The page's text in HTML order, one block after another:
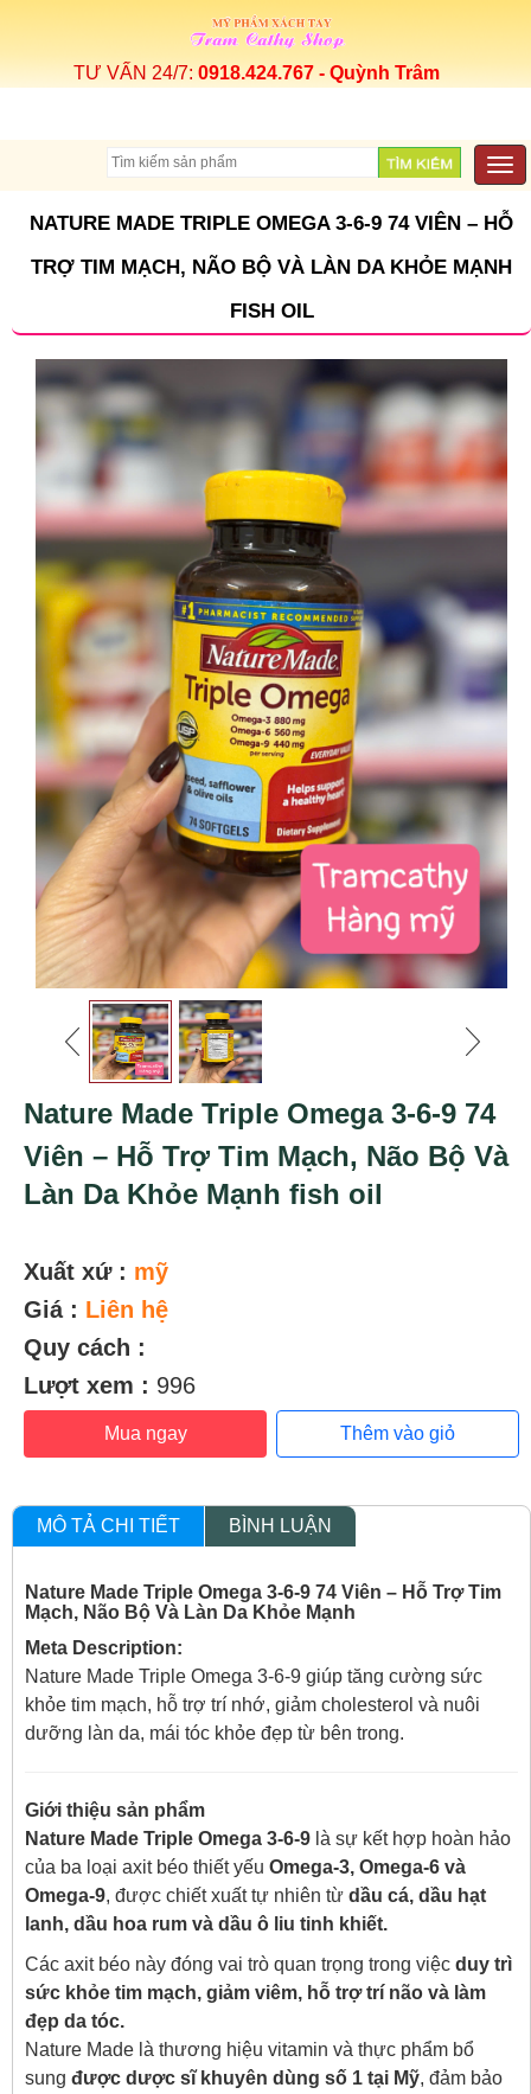
TƯ VẤN 24/7: 0918.424.767 - Quỳnh Trâm
NATURE MADE TRIPLE OMEGA 3-6-9 74 VIÊN – HỖ
TRỢ TIM MẠCH, NÃO BỘ VÀ LÀN DA KHỎE MẠNH
FISH OIL
Nature Made Triple Omega 3-6-9 74
Viên – Hỗ Trợ Tim Mạch, Não Bộ Và
Làn Da Khỏe Mạnh fish oil
Xuất xứ : mỹ
Giá : Liên hệ
Quy cách :
Lượt xem : 996
Mua ngay Thêm vào giỏ
MÔ TẢ CHI TIẾT BÌNH LUẬN
Nature Made Triple Omega 3-6-9 74 Viên – Hỗ Trợ Tim
Mạch, Não Bộ Và Làn Da Khỏe Mạnh
Meta Description:
Nature Made Triple Omega 3-6-9 giúp tăng cường sức
khỏe tim mạch, hỗ trợ trí nhớ, giảm cholesterol và nuôi
dưỡng làn da, mái tóc khỏe đẹp từ bên trong.
Giới thiệu sản phẩm
Nature Made Triple Omega 3-6-9 là sự kết hợp hoàn hảo
của ba loại axit béo thiết yếu Omega-3, Omega-6 và
Omega-9, được chiết xuất tự nhiên từ dầu cá, dầu hạt
lanh, dầu hoa rum và dầu ô liu tinh khiết.
Các axit béo này đóng vai trò quan trọng trong việc duy trì
sức khỏe tim mạch, giảm viêm, hỗ trợ trí não và làm
đẹp da tóc.
Nature Made là thương hiệu vitamin và thực phẩm bổ
sung được dược sĩ khuyên dùng số 1 tại Mỹ, đảm bảo